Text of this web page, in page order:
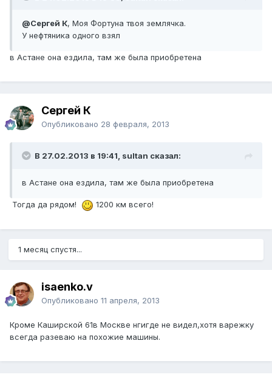
@Сергей К, Моя Фортуна твоя землячка.
У нефтяника одного взял
в Астане она ездила, там же была приобретена
Сергей К
Опубликовано 28 февраля, 2013
В 27.02.2013 в 19:41, sultan сказал:
в Астане она ездила, там же была приобретена
Тогда да рядом! 1200 км всего!
1 месяц спустя...
isaenko.v
Опубликовано 11 апреля, 2013
Кроме Каширской 61в Москве нгигде не видел,хотя варежку
всегда разеваю на похожие машины.